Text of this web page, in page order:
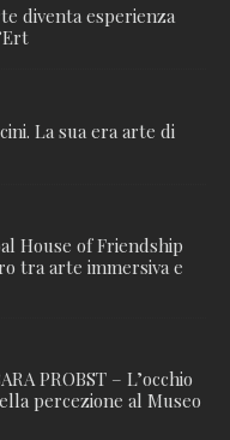
diventa esperienza
La sua era arte di
House of Friendship
tra arte immersiva e
PROBST – L’occhio
percezione al Museo